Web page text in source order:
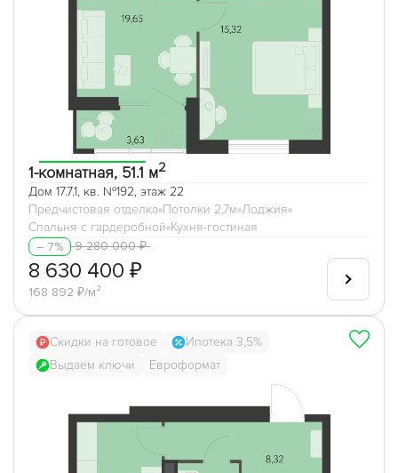
1-комнатная, 51.1 м2
Дом 17.7.1, кв. №192, этаж 22
Предчистовая отделка Потолки 2,7м Лоджия
Спальня с гардеробной Кухня-гостиная
– 7%
9 280 000 ₽
8 630 400 ₽
168 892 ₽/м²
Скидки на готовое
Ипотека 3,5%
Выдаем ключи
Евроформат